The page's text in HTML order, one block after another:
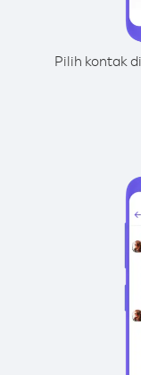
Pilih kontak